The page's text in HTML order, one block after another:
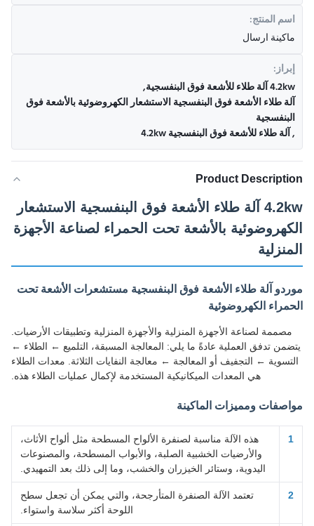
اسم المنتج:
ماكينة ارسال
إبراز:
4.2kw آلة طلاء للأشعة فوق البنفسجية
,
آلة طلاء الأشعة فوق البنفسجية الاستشعار الكهروضوئية بالأشعة فوق
البنفسجية
,آلة طلاء للأشعة فوق البنفسجية 4.2kw
Product Description
4.2kw آلة طلاء الأشعة فوق البنفسجية الاستشعار
الكهروضوئية بالأشعة تحت الحمراء لصناعة الأجهزة
المنزلية
موردو آلة طلاء الأشعة فوق البنفسجية مستشعرات الأشعة تحت
الحمراء الكهروضوئية
مصممة لصناعة الأجهزة المنزلية والأجهزة المنزلية وتطبيقات الأرضيات.
يتضمن تدفق العملية عادةً ما يلي: المعالجة المسبقة، التلميع ← الطلاء ←
التسوية ← التجفيف أو المعالجة ← معالجة النفايات الثلاثة. معدات الطلاء
هي المعدات الميكانيكية المستخدمة لإكمال عمليات الطلاء هذه.
مواصفات ومميزات الماكينة
1
هذه الآلة مناسبة لصنفرة الألواح المسطحة مثل ألواح الأثاث،
والأرضيات الخشبية الصلبة، والأبواب المسطحة، والمصنوعات
اليدوية، وستائر الخيزران والخشب، وما إلى ذلك بعد التمهيدي.
2
تعتمد الآلة الصنفرة المتأرجحة، والتي يمكن أن تجعل سطح
اللوحة أكثر سلاسة واستواء.